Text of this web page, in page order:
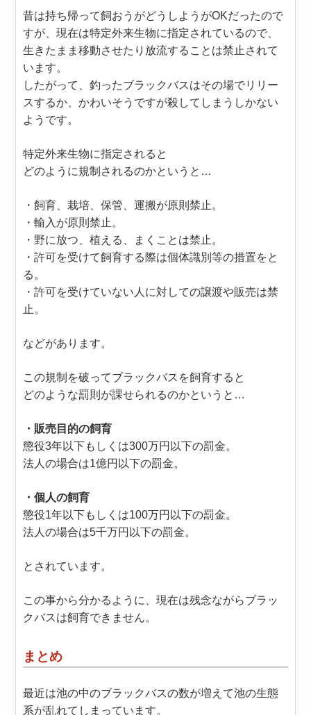
昔は持ち帰って飼おうがどうしようがOKだったので
すが、現在は特定外来生物に指定されているので、
生きたまま移動させたり放流することは禁止されて
います。
したがって、釣ったブラックバスはその場でリリー
スするか、かわいそうですが殺してしまうしかない
ようです。
特定外来生物に指定されると
どのように規制されるのかというと…
・飼育、栽培、保管、運搬が原則禁止。
・輸入が原則禁止。
・野に放つ、植える、まくことは禁止。
・許可を受けて飼育する際は個体識別等の措置をと
る。
・許可を受けていない人に対しての譲渡や販売は禁
止。
などがあります。
この規制を破ってブラックバスを飼育すると
どのような罰則が課せられるのかというと…
・販売目的の飼育
懲役3年以下もしくは300万円以下の罰金。
法人の場合は1億円以下の罰金。
・個人の飼育
懲役1年以下もしくは100万円以下の罰金。
法人の場合は5千万円以下の罰金。
とされています。
この事から分かるように、現在は残念ながらブラッ
クバスは飼育できません。
まとめ
最近は池の中のブラックバスの数が増えて池の生態
系が乱れてしまっています。